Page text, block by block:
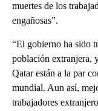
muertes de los
engañosas”.
“El gobierno ha sido
población extranjera,
Qatar están a la par
mundial. Aun así,
trabajadores